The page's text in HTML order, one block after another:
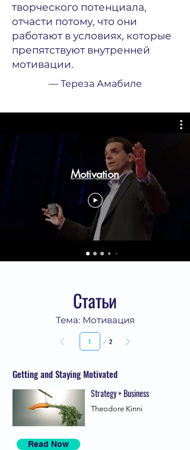
творческого потенциала,
отчасти потому, что они
работают в условиях, которые
препятствуют внутренней
мотивации.
— Тереза Амабиле
Motivation
Статьи
Тема: Мотивация
2
Страница
Getting and Staying Motivated
Strategy + Business
Theodore Kinni
Read Now